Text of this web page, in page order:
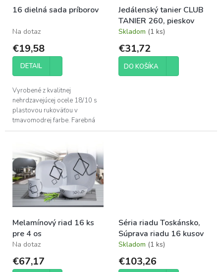
od
k
t
o
16 dielná sada príborov
Na dotaz
€19,58
DETAIL
Vyrobené z kvalitnej
nehrdzavejúcej ocele 18/10 s
plastovou rukoväťou v
tmavomodrej farbe. Farebná
kombinácia dokonale ladí so
TRAVEL, ale aj s...
Jedálenský tanier CLUB
TANIER 260, pieskov
Skladom (1 ks)
€31,72
DO KOŠÍKA
Melamínový riad 16 ks
pre 4 os
Na dotaz
€67,17
Séria riadu Toskánsko,
Súprava riadu 16 kusov
Skladom (1 ks)
€103,26